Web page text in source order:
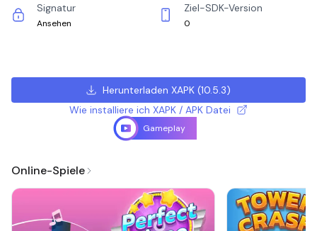
Signatur
Ansehen
Ziel-SDK-Version
0
Herunterladen XAPK (10.5.3)
Wie installiere ich XAPK / APK Datei
Gameplay
Online-Spiele